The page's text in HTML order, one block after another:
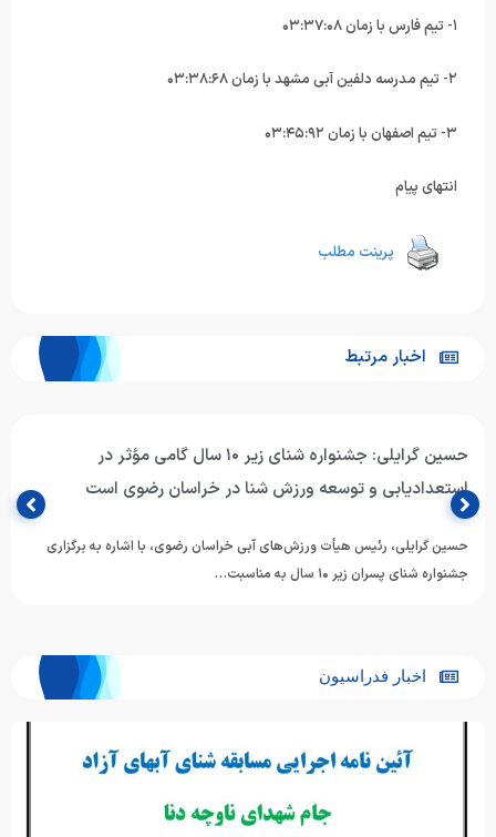
۲- تیم مدرسه دلفین آبی مشهد با زمان ۰۳:۳۸:۶۸
۳- تیم اصفهان با زمان ۰۳:۴۵:۹۲
انتهای پیام
پرینت مطلب
اخبار مرتبط
حسین گرایلی: جشنواره شنای زیر ۱۰ سال گامی مؤثر در
استعدادیابی و توسعه ورزش شنا در خراسان رضوی است
حسین گرایلی، رئیس هیأت ورزش‌های آبی خراسان رضوی، با اشاره به برگزاری
جشنواره شنای پسران زیر ۱۰ سال به مناسبت…
اخبار فدراسیون